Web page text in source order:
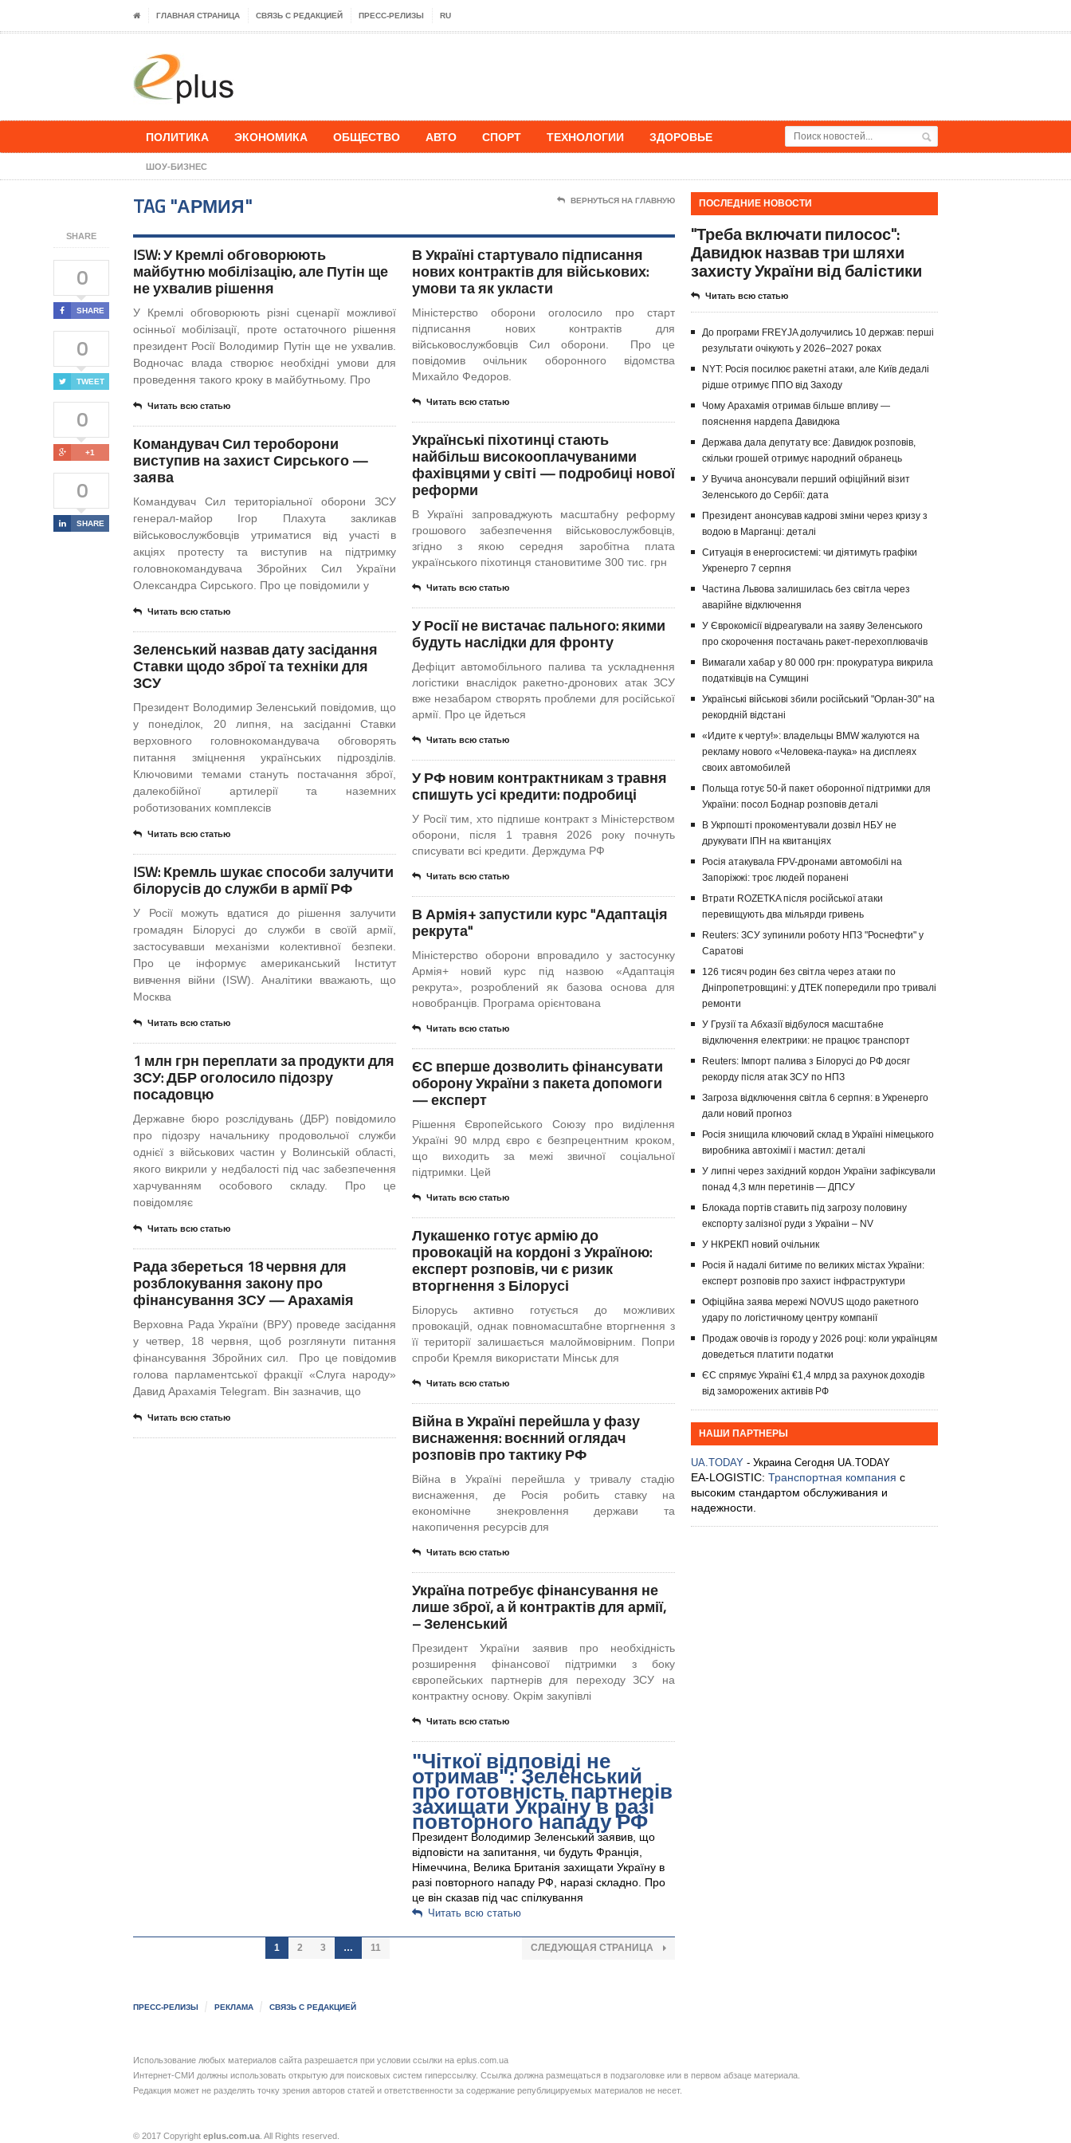
ГЛАВНАЯ СТРАНИЦА СВЯЗЬ С РЕДАКЦИЕЙ ПРЕСС-РЕЛИЗЫ RU
ПОЛИТИКА ЭКОНОМИКА ОБЩЕСТВО АВТО СПОРТ ТЕХНОЛОГИИ ЗДОРОВЬЕ
ШОУ-БИЗНЕС
SHARE
0
SHARE
0
TWEET
0
+1
0
SHARE
TAG "АРМИЯ" ВЕРНУТЬСЯ НА ГЛАВНУЮ
ISW: У Кремлі обговорюють
майбутню мобілізацію, але Путін ще
не ухвалив рішення
У Кремлі обговорюють різні сценарії можливої
осінньої мобілізації, проте остаточного рішення
президент Росії Володимир Путін ще не ухвалив.
Водночас влада створює необхідні умови для
проведення такого кроку в майбутньому. Про
Читать всю статью
Командувач Сил тероборони
виступив на захист Сирського —
заява
Командувач Сил територіальної оборони ЗСУ
генерал-майор Ігор Плахута закликав
військовослужбовців утриматися від участі в
акціях протесту та виступив на підтримку
головнокомандувача Збройних Сил України
Олександра Сирського. Про це повідомили у
Читать всю статью
Зеленський назвав дату засідання
Ставки щодо зброї та техніки для
ЗСУ
Президент Володимир Зеленський повідомив, що
у понеділок, 20 липня, на засіданні Ставки
верховного головнокомандувача обговорять
питання зміцнення українських підрозділів.
Ключовими темами стануть постачання зброї,
далекобійної артилерії та наземних
роботизованих комплексів
Читать всю статью
ISW: Кремль шукає способи залучити
білорусів до служби в армії РФ
У Росії можуть вдатися до рішення залучити
громадян Білорусі до служби в своїй армії,
застосувавши механізми колективної безпеки.
Про це інформує американський Інститут
вивчення війни (ISW). Аналітики вважають, що
Москва
Читать всю статью
1 млн грн переплати за продукти для
ЗСУ: ДБР оголосило підозру
посадовцю
Державне бюро розслідувань (ДБР) повідомило
про підозру начальнику продовольчої служби
однієї з військових частин у Волинській області,
якого викрили у недбалості під час забезпечення
харчуванням особового складу. Про це
повідомляє
Читать всю статью
Рада збереться 18 червня для
розблокування закону про
фінансування ЗСУ — Арахамія
Верховна Рада України (ВРУ) проведе засідання
у четвер, 18 червня, щоб розглянути питання
фінансування Збройних сил. Про це повідомив
голова парламентської фракції «Слуга народу»
Давид Арахамія Telegram. Він зазначив, що
Читать всю статью
В Україні стартувало підписання
нових контрактів для військових:
умови та як укласти
Міністерство оборони оголосило про старт
підписання нових контрактів для
військовослужбовців Сил оборони. Про це
повідомив очільник оборонного відомства
Михайло Федоров.
Читать всю статью
Українські піхотинці стають
найбільш високооплачуваними
фахівцями у світі — подробиці нової
реформи
В Україні запроваджують масштабну реформу
грошового забезпечення військовослужбовців,
згідно з якою середня заробітна плата
українського піхотинця становитиме 300 тис. грн
Читать всю статью
У Росії не вистачає пального: якими
будуть наслідки для фронту
Дефіцит автомобільного палива та ускладнення
логістики внаслідок ракетно-дронових атак ЗСУ
вже незабаром створять проблеми для російської
армії. Про це йдеться
Читать всю статью
У РФ новим контрактникам з травня
спишуть усі кредити: подробиці
У Росії тим, хто підпише контракт з Міністерством
оборони, після 1 травня 2026 року почнуть
списувати всі кредити. Держдума РФ
Читать всю статью
В Армія+ запустили курс "Адаптація
рекрута"
Міністерство оборони впровадило у застосунку
Армія+ новий курс під назвою «Адаптація
рекрута», розроблений як базова основа для
новобранців. Програма орієнтована
Читать всю статью
ЄС вперше дозволить фінансувати
оборону України з пакета допомоги
— експерт
Рішення Європейського Союзу про виділення
Україні 90 млрд євро є безпрецентним кроком,
що виходить за межі звичної соціальної
підтримки. Цей
Читать всю статью
Лукашенко готує армію до
провокацій на кордоні з Україною:
експерт розповів, чи є ризик
вторгнення з Білорусі
Білорусь активно готується до можливих
провокацій, однак повномасштабне вторгнення з
її території залишається малоймовірним. Попри
спроби Кремля використати Мінськ для
Читать всю статью
Війна в Україні перейшла у фазу
виснаження: воєнний оглядач
розповів про тактику РФ
Війна в Україні перейшла у тривалу стадію
виснаження, де Росія робить ставку на
економічне знекровлення держави та
накопичення ресурсів для
Читать всю статью
Україна потребує фінансування не
лише зброї, а й контрактів для армії,
– Зеленський
Президент України заявив про необхідність
розширення фінансової підтримки з боку
європейських партнерів для переходу ЗСУ на
контрактну основу. Окрім закупівлі
Читать всю статью
"Чіткої відповіді не
отримав": Зеленський
про готовність партнерів
захищати Україну в разі
повторного нападу РФ
Президент Володимир Зеленський заявив, що
відповісти на запитання, чи будуть Франція,
Німеччина, Велика Британія захищати Україну в
разі повторного нападу РФ, наразі складно. Про
це він сказав під час спілкування
Читать всю статью
1 2 3 … 11 СЛЕДУЮЩАЯ СТРАНИЦА
ПОСЛЕДНИЕ НОВОСТИ
"Треба включати пилосос":
Давидюк назвав три шляхи
захисту України від балістики
Читать всю статью
До програми FREYJA долучились 10 держав: перші
результати очікують у 2026–2027 роках
NYT: Росія посилює ракетні атаки, але Київ дедалі
рідше отримує ППО від Заходу
Чому Арахамія отримав більше впливу —
пояснення нардепа Давидюка
Держава дала депутату все: Давидюк розповів,
скільки грошей отримує народний обранець
У Вучича анонсували перший офіційний візит
Зеленського до Сербії: дата
Президент анонсував кадрові зміни через кризу з
водою в Марганці: деталі
Ситуація в енергосистемі: чи діятимуть графіки
Укренерго 7 серпня
Частина Львова залишилась без світла через
аварійне відключення
У Єврокомісії відреагували на заяву Зеленського
про скорочення постачань ракет-перехоплювачів
Вимагали хабар у 80 000 грн: прокуратура викрила
податківців на Сумщині
Українські військові збили російський "Орлан-30" на
рекордній відстані
«Идите к черту!»: владельцы BMW жалуются на
рекламу нового «Человека-паука» на дисплеях
своих автомобилей
Польща готує 50-й пакет оборонної підтримки для
України: посол Боднар розповів деталі
В Укрпошті прокоментували дозвіл НБУ не
друкувати ІПН на квитанціях
Росія атакувала FPV-дронами автомобілі на
Запоріжжі: троє людей поранені
Втрати ROZETKA після російської атаки
перевищують два мільярди гривень
Reuters: ЗСУ зупинили роботу НПЗ "Роснефти" у
Саратові
126 тисяч родин без світла через атаки по
Дніпропетровщині: у ДТЕК попередили про тривалі
ремонти
У Грузії та Абхазії відбулося масштабне
відключення електрики: не працює транспорт
Reuters: Імпорт палива з Білорусі до РФ досяг
рекорду після атак ЗСУ по НПЗ
Загроза відключення світла 6 серпня: в Укренерго
дали новий прогноз
Росія знищила ключовий склад в Україні німецького
виробника автохімії і мастил: деталі
У липні через західний кордон України зафіксували
понад 4,3 млн перетинів — ДПСУ
Блокада портів ставить під загрозу половину
експорту залізної руди з України – NV
У НКРЕКП новий очільник
Росія й надалі битиме по великих містах України:
експерт розповів про захист інфраструктури
Офіційна заява мережі NOVUS щодо ракетного
удару по логістичному центру компанії
Продаж овочів із городу у 2026 році: коли українцям
доведеться платити податки
ЄС спрямує Україні €1,4 млрд за рахунок доходів
від заморожених активів РФ
НАШИ ПАРТНЕРЫ
UA.TODAY - Украина Сегодня UA.TODAY
EA-LOGISTIC: Транспортная компания с
высоким стандартом обслуживания и
надежности.
ПРЕСС-РЕЛИЗЫ РЕКЛАМА СВЯЗЬ С РЕДАКЦИЕЙ
Использование любых материалов сайта разрешается при условии ссылки на eplus.com.ua
Интернет-СМИ должны использовать открытую для поисковых систем гиперссылку. Ссылка должна размещаться в подзаголовке или в первом абзаце материала.
Редакция может не разделять точку зрения авторов статей и ответственности за содержание републицируемых материалов не несет.
© 2017 Copyright eplus.com.ua. All Rights reserved.